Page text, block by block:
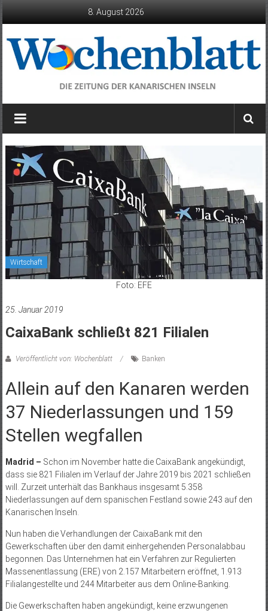
8. August 2026
Wochenblatt
die
der
Kanarischen
Inseln
Wirtschaft
Foto: EFE
25. Januar 2019
CaixaBank schließt 821 Filialen
Veröffentlicht von: Wochenblatt Banken
Allein auf den Kanaren werden
37 Niederlassungen und 159
Stellen wegfallen
Madrid – Schon im November hatte die CaixaBank angekündigt,
dass sie 821 Filialen im Verlauf der Jahre 2019 bis 2021 schließen
will. Zurzeit unterhält das Bankhaus insgesamt 5.358
Niederlassungen auf dem spanischen Festland sowie 243 auf den
Kanarischen Inseln.
Nun haben die Verhandlungen der CaixaBank mit den
Gewerkschaften über den damit einhergehenden Personalabbau
begonnen. Das Unternehmen hat ein Verfahren zur Regulierten
Massenentlassung (ERE) von 2.157 Mitarbeitern eröffnet, 1.913
Filialangestellte und 244 Mitarbeiter aus dem Online-Banking.
Die Gewerkschaften haben angekündigt, keine erzwungenen